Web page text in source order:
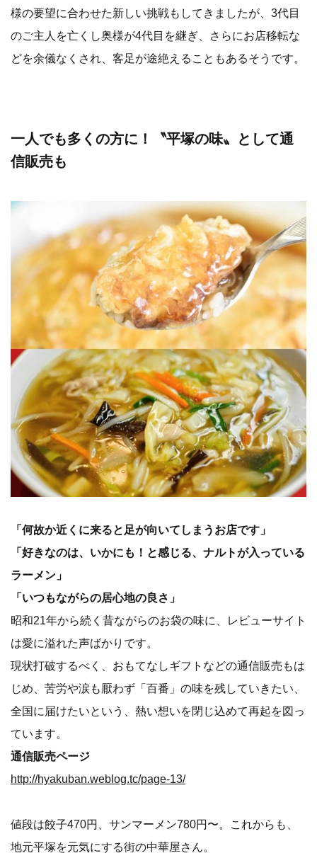
様の要望に合わせた新しい挑戦もしてきましたが、3代目
のご主人を亡くし奥様が4代目を継ぎ、さらにお店移転な
どを余儀なくされ、客足が途絶えることもあるそうです。
一人でも多くの方に！〝平塚の味〟として通
信販売も
「何故か近くに来ると足が向いてしまうお店です」
「好きなのは、いかにも！と感じる、ナルトが入っている
ラーメン」
「いつもながらの居心地の良さ」
昭和21年から続く昔ながらのお袋の味に、レビューサイト
は愛に溢れた声ばかりです。
現状打破するべく、おもてなしギフトなどの通信販売もは
じめ、苦労や涙も厭わず「百番」の味を残していきたい、
全国に届けたいという、熱い想いを閉じ込めて再起を図っ
ています。
通信販売ページ
http://hyakuban.weblog.tc/page-13/
値段は餃子470円、サンマーメン780円〜。これからも、
地元平塚を元気にする街の中華屋さん。